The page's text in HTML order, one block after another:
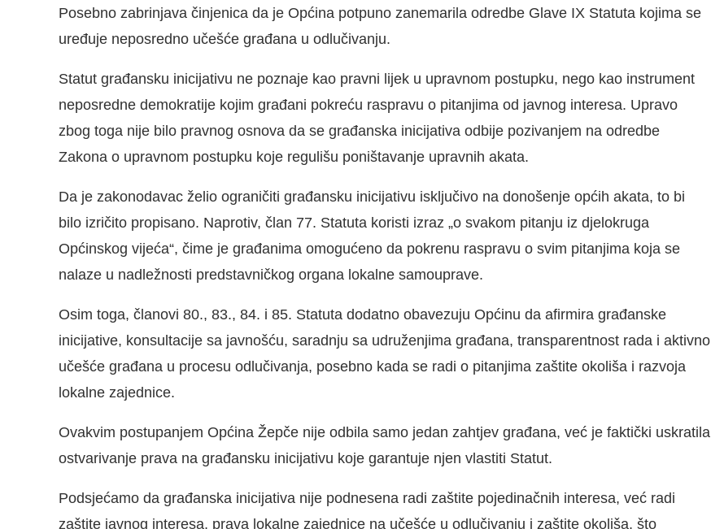
Posebno zabrinjava činjenica da je Općina potpuno zanemarila odredbe Glave IX Statuta kojima se
uređuje neposredno učešće građana u odlučivanju.
Statut građansku inicijativu ne poznaje kao pravni lijek u upravnom postupku, nego kao instrument
neposredne demokratije kojim građani pokreću raspravu o pitanjima od javnog interesa. Upravo
zbog toga nije bilo pravnog osnova da se građanska inicijativa odbije pozivanjem na odredbe
Zakona o upravnom postupku koje regulišu poništavanje upravnih akata.
Da je zakonodavac želio ograničiti građansku inicijativu isključivo na donošenje općih akata, to bi
bilo izričito propisano. Naprotiv, član 77. Statuta koristi izraz „o svakom pitanju iz djelokruga
Općinskog vijeća“, čime je građanima omogućeno da pokrenu raspravu o svim pitanjima koja se
nalaze u nadležnosti predstavničkog organa lokalne samouprave.
Osim toga, članovi 80., 83., 84. i 85. Statuta dodatno obavezuju Općinu da afirmira građanske
inicijative, konsultacije sa javnošću, saradnju sa udruženjima građana, transparentnost rada i aktivno
učešće građana u procesu odlučivanja, posebno kada se radi o pitanjima zaštite okoliša i razvoja
lokalne zajednice.
Ovakvim postupanjem Općina Žepče nije odbila samo jedan zahtjev građana, već je faktički uskratila
ostvarivanje prava na građansku inicijativu koje garantuje njen vlastiti Statut.
Podsjećamo da građanska inicijativa nije podnesena radi zaštite pojedinačnih interesa, već radi
zaštite javnog interesa, prava lokalne zajednice na učešće u odlučivanju i zaštite okoliša, što